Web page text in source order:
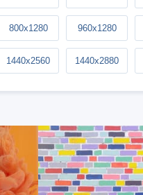
800x1280 960x1280
1440x2560 1440x2880